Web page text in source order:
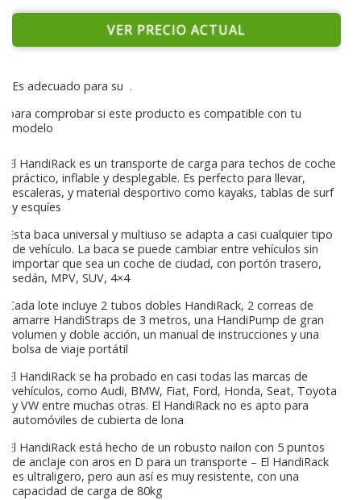
VER PRECIO ACTUAL
Es adecuado para su .
para comprobar si este producto es compatible con tu
modelo
El HandiRack es un transporte de carga para techos de coche
práctico, inflable y desplegable. Es perfecto para llevar,
escaleras, y material desportivo como kayaks, tablas de surf
y esquíes
Esta baca universal y multiuso se adapta a casi cualquier tipo
de vehículo. La baca se puede cambiar entre vehículos sin
importar que sea un coche de ciudad, con portón trasero,
sedán, MPV, SUV, 4×4
Cada lote incluye 2 tubos dobles HandiRack, 2 correas de
amarre HandiStraps de 3 metros, una HandiPump de gran
volumen y doble acción, un manual de instrucciones y una
bolsa de viaje portátil
El HandiRack se ha probado en casi todas las marcas de
vehículos, como Audi, BMW, Fiat, Ford, Honda, Seat, Toyota
y VW entre muchas otras. El HandiRack no es apto para
automóviles de cubierta de lona
El HandiRack está hecho de un robusto nailon con 5 puntos
de anclaje con aros en D para un transporte – El HandiRack
es ultraligero, pero aun así es muy resistente, con una
capacidad de carga de 80kg